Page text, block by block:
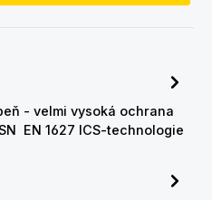
- velmi vysoká ochrana
EN 1627 ICS-technologie